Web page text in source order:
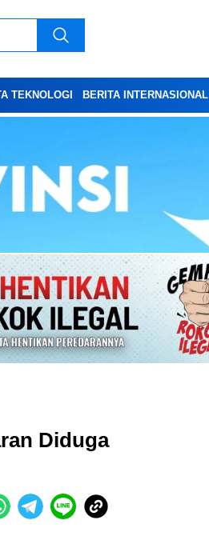
TEKNOLOGI BERITA INTERNASIONAL
Diduga